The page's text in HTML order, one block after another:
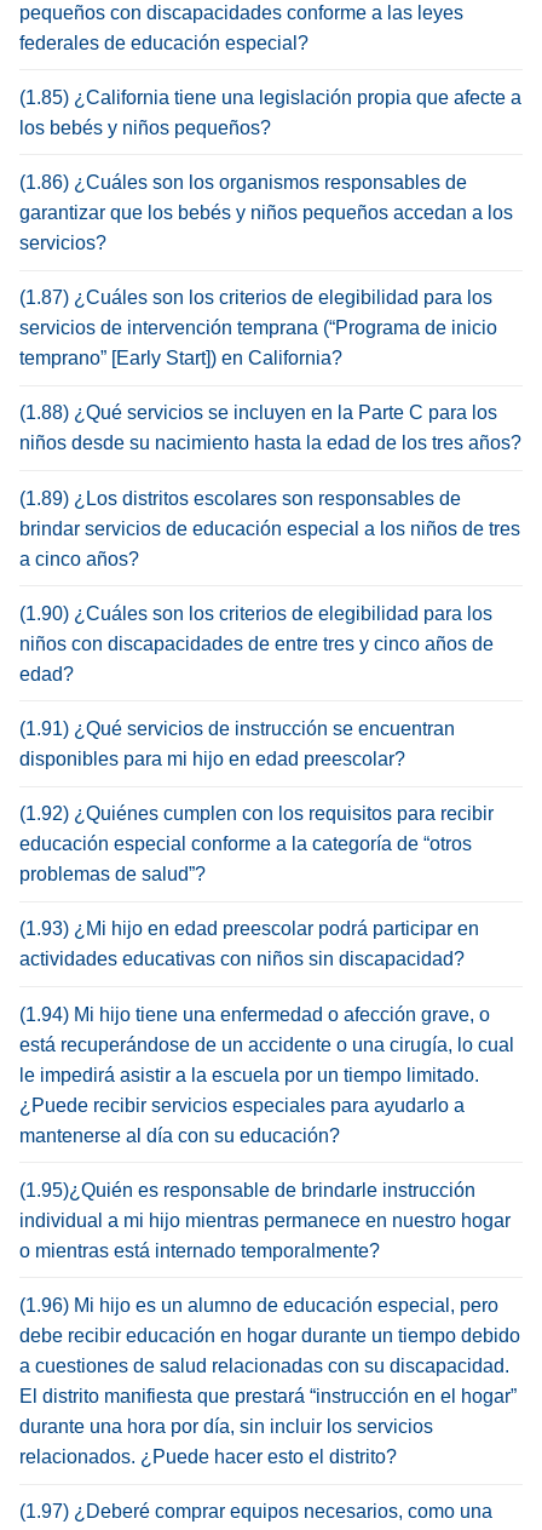
pequeños con discapacidades conforme a las leyes
federales de educación especial?
(1.85) ¿California tiene una legislación propia que afecte a
los bebés y niños pequeños?
(1.86) ¿Cuáles son los organismos responsables de
garantizar que los bebés y niños pequeños accedan a los
servicios?
(1.87) ¿Cuáles son los criterios de elegibilidad para los
servicios de intervención temprana (“Programa de inicio
temprano” [Early Start]) en California?
(1.88) ¿Qué servicios se incluyen en la Parte C para los
niños desde su nacimiento hasta la edad de los tres años?
(1.89) ¿Los distritos escolares son responsables de
brindar servicios de educación especial a los niños de tres
a cinco años?
(1.90) ¿Cuáles son los criterios de elegibilidad para los
niños con discapacidades de entre tres y cinco años de
edad?
(1.91) ¿Qué servicios de instrucción se encuentran
disponibles para mi hijo en edad preescolar?
(1.92) ¿Quiénes cumplen con los requisitos para recibir
educación especial conforme a la categoría de “otros
problemas de salud”?
(1.93) ¿Mi hijo en edad preescolar podrá participar en
actividades educativas con niños sin discapacidad?
(1.94) Mi hijo tiene una enfermedad o afección grave, o
está recuperándose de un accidente o una cirugía, lo cual
le impedirá asistir a la escuela por un tiempo limitado.
¿Puede recibir servicios especiales para ayudarlo a
mantenerse al día con su educación?
(1.95)¿Quién es responsable de brindarle instrucción
individual a mi hijo mientras permanece en nuestro hogar
o mientras está internado temporalmente?
(1.96) Mi hijo es un alumno de educación especial, pero
debe recibir educación en hogar durante un tiempo debido
a cuestiones de salud relacionadas con su discapacidad.
El distrito manifiesta que prestará “instrucción en el hogar”
durante una hora por día, sin incluir los servicios
relacionados. ¿Puede hacer esto el distrito?
(1.97) ¿Deberé comprar equipos necesarios, como una